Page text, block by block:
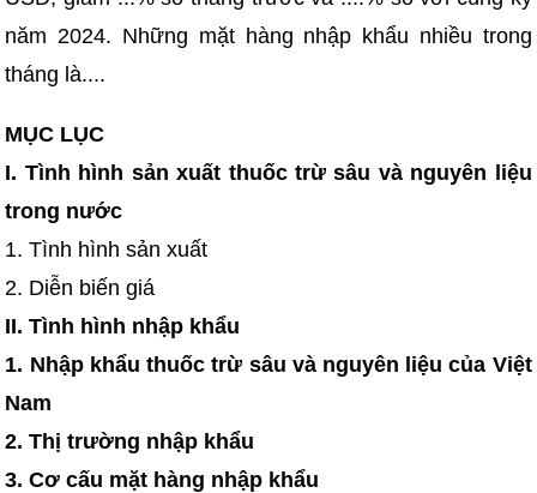
năm 2024. Những mặt hàng nhập khẩu nhiều trong
tháng là....
MỤC LỤC
I. Tình hình sản xuất thuốc trừ sâu và nguyên liệu
trong nước
1. Tình hình sản xuất
2. Diễn biến giá
II. Tình hình nhập khẩu
1. Nhập khẩu thuốc trừ sâu và nguyên liệu của Việt
Nam
2. Thị trường nhập khẩu
3. Cơ cấu mặt hàng nhập khẩu